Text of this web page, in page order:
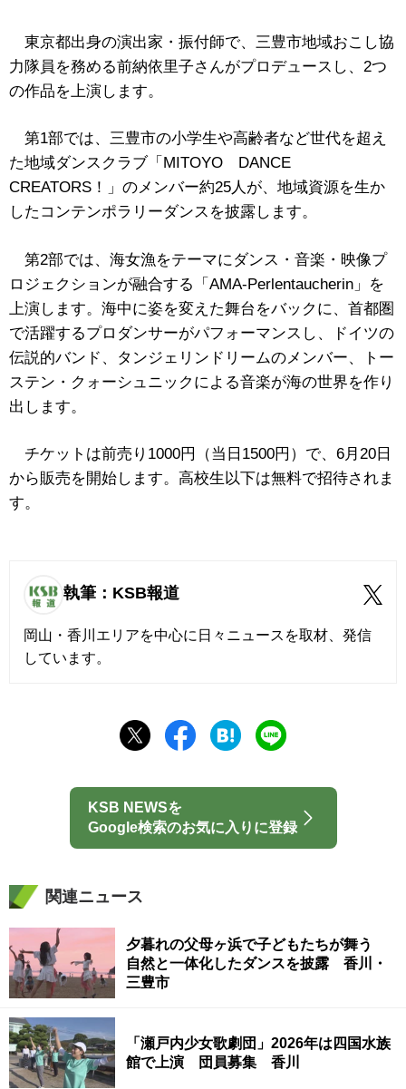
東京都出身の演出家・振付師で、三豊市地域おこし協
力隊員を務める前納依里子さんがプロデュースし、2つ
の作品を上演します。
第1部では、三豊市の小学生や高齢者など世代を超え
た地域ダンスクラブ「MITOYO DANCE
CREATORS！」のメンバー約25人が、地域資源を生か
したコンテンポラリーダンスを披露します。
第2部では、海女漁をテーマにダンス・音楽・映像プ
ロジェクションが融合する「AMA‐Perlentaucherin」を
上演します。海中に姿を変えた舞台をバックに、首都圏
で活躍するプロダンサーがパフォーマンスし、ドイツの
伝説的バンド、タンジェリンドリームのメンバー、トー
ステン・クォーシュニックによる音楽が海の世界を作り
出します。
チケットは前売り1000円 （当日1500円） で、6月20日
から販売を開始します。高校生以下は無料で招待されま
す。
執筆：KSB報道
岡山・香川エリアを中心に日々ニュースを取材、発信
しています。
KSB NEWSを
Google検索のお気に入りに登録
関連ニュース
夕暮れの父母ヶ浜で子どもたちが舞う
自然と一体化したダンスを披露 香川・
三豊市
「瀬戸内少女歌劇団」2026年は四国水族
館で上演 団員募集 香川